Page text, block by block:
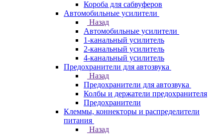
Короба для сабвуферов
Автомобильные усилители
Назад
Автомобильные усилители
1-канальный усилитель
2-канальный усилитель
4-канальный усилитель
Предохранители для автозвука
Назад
Предохранители для автозвука
Колбы и держатели предохранителя
Предохранители
Клеммы, коннекторы и распределители
питания
Назад